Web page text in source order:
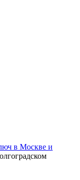
в Москве и